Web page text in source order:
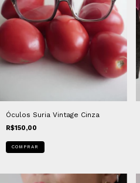
Óculos Suria Vintage Cinza
R$150,00
COMPRAR